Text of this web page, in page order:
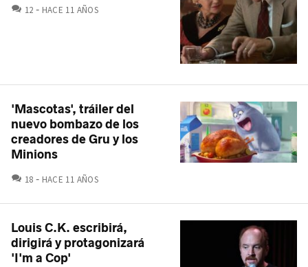
12 COMENTARIOS
HACE 11 AÑOS
'Mascotas', tráiler del
nuevo bombazo de los
creadores de Gru y los
Minions
18 COMENTARIOS
HACE 11 AÑOS
Louis C.K. escribirá,
dirigirá y protagonizará
'I'm a Cop'